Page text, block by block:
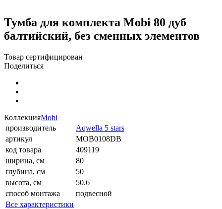
Тумба для комплекта Mobi 80 дуб
балтийский, без сменных элементов
Товар сертифицирован
Поделиться
КоллекцияMobi
производитель
Aqwella 5 stars
артикул
MOB0108DB
код товара
409119
ширина, см
80
глубина, см
50
высота, см
50.6
способ монтажа
подвесной
Все характеристики